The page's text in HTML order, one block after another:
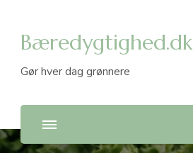
Bæredygtighed.dk
Gør hver dag grønnere